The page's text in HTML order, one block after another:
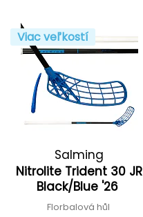
Viac veľkostí
Salming
Nitrolite Trident 30 JR
Black/Blue '26
Florbalová hůl